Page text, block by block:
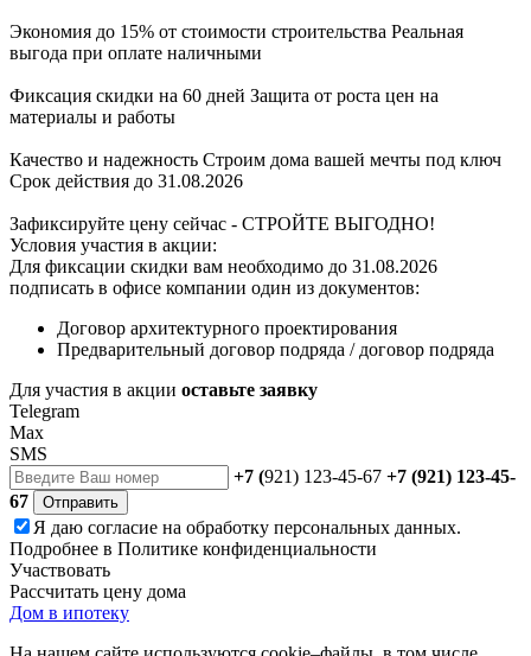
Экономия до 15% от стоимости строительства Реальная
выгода при оплате наличными
Фиксация скидки на 60 дней Защита от роста цен на
материалы и работы
Качество и надежность Строим дома вашей мечты под ключ
Срок действия до 31.08.2026
Зафиксируйте цену сейчас - СТРОЙТЕ ВЫГОДНО!
Условия участия в акции:
Для фиксации скидки вам необходимо до 31.08.2026
подписать в офисе компании один из документов:
Договор архитектурного проектирования
Предварительный договор подряда / договор подряда
Для участия в акции оставьте заявку
Telegram
Max
SMS
+7 (921) 123-45-67 +7 (921) 123-45-
67
Отправить
Я даю согласие на обработку персональных данных.
Подробнее в Политике конфиденциальности
Участвовать
Рассчитать цену дома
Дом в ипотеку